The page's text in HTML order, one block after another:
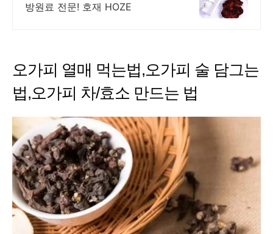
방원료 전문! 호재 HOZE
오가피 열매 먹는법,오가피 술 담그는
법,오가피 차/효소 만드는 법